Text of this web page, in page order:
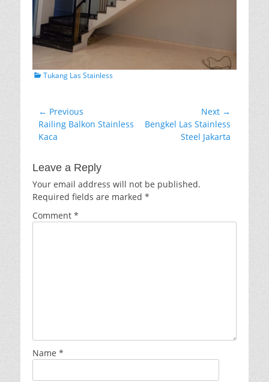
Categories
Tukang Las Stainless
Post
navigation
← Previous
Previous
post:
Railing Balkon Stainless
Kaca
Next →
NextBengkel Las Stainless
Steel Jakarta
Leave a Reply
Your email address will not be published.
Required fields are marked *
Comment *
Name *